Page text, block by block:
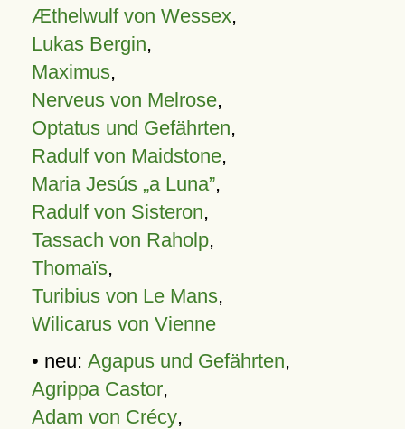
Æthelwulf von Wessex,
Lukas Bergin,
Maximus,
Nerveus von Melrose,
Optatus und Gefährten,
Radulf von Maidstone,
Maria Jesús „a Luna”,
Radulf von Sisteron,
Tassach von Raholp,
Thomaïs,
Turibius von Le Mans,
Wilicarus von Vienne
• neu: Agapus und Gefährten,
Agrippa Castor,
Adam von Crécy,